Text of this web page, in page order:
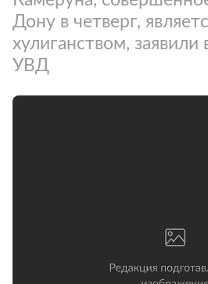
Дону в четверг,
хулиганством, заявили
УВД